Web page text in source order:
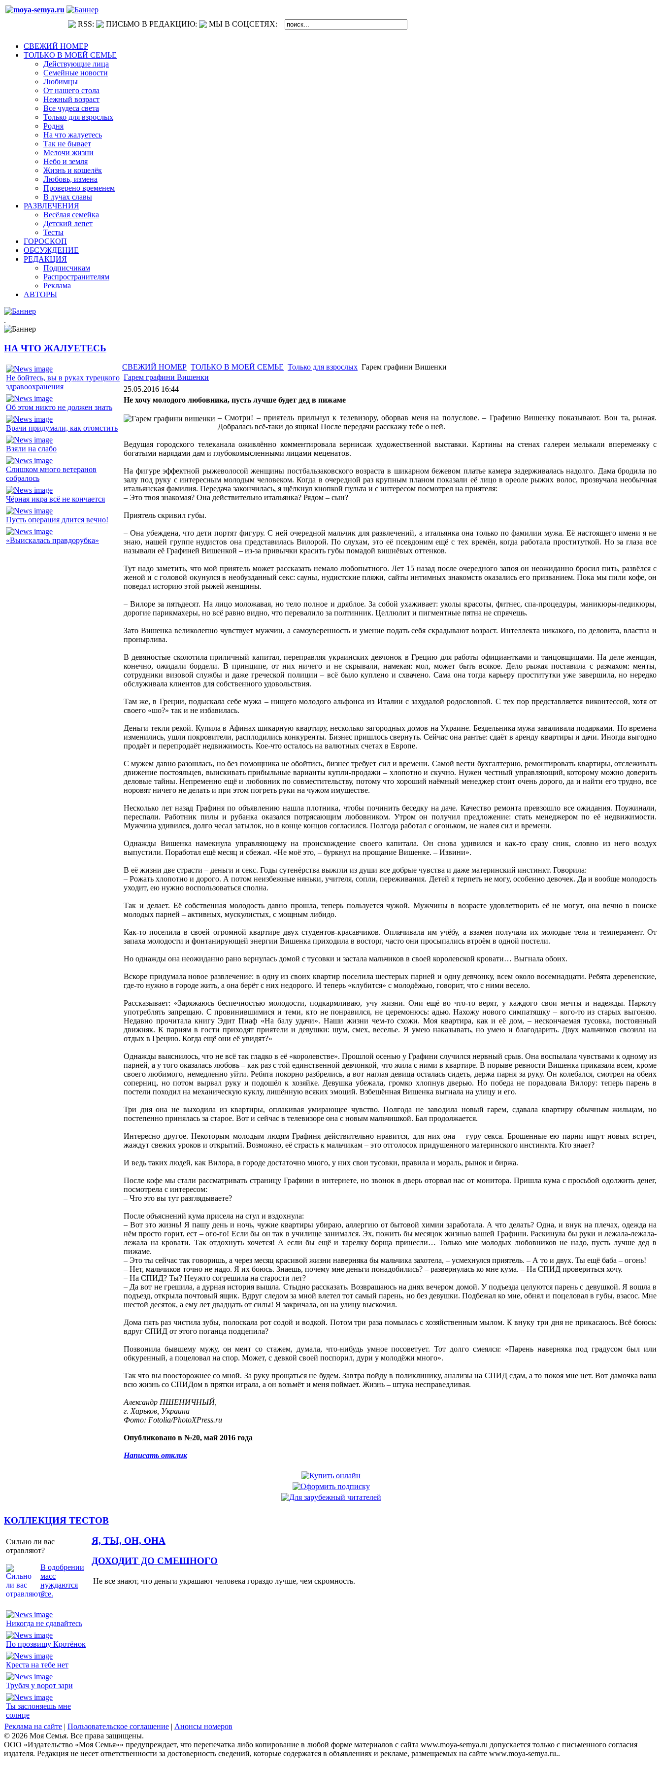
RSS: ПИСЬМО В РЕДАКЦИЮ: МЫ В СОЦСЕТЯХ:
СВЕЖИЙ НОМЕР
ТОЛЬКО В МОЕЙ СЕМЬЕ
Действующие лица
Семейные новости
Любимцы
От нашего стола
Нежный возраст
Все чудеса света
Только для взрослых
Родня
На что жалуетесь
Так не бывает
Мелочи жизни
Небо и земля
Жизнь и кошелёк
Любовь, измена
Проверено временем
В лучах славы
РАЗВЛЕЧЕНИЯ
Весёлая семейка
Детский лепет
Тесты
ГОРОСКОП
ОБСУЖДЕНИЕ
РЕДАКЦИЯ
Подписчикам
Распространителям
Реклама
АВТОРЫ
.
НА ЧТО ЖАЛУЕТЕСЬ
Не бойтесь, вы в руках турецкого
здравоохранения
Об этом никто не должен знать
Врачи придумали, как отомстить
Взяли на слабо
Слишком много ветеранов
собралось
Чёрная икра всё не кончается
Пусть операция длится вечно!
«Выискалась правдорубка»
СВЕЖИЙ НОМЕР ТОЛЬКО В МОЕЙ СЕМЬЕ Только для взрослых Гарем графини Вишенки
Гарем графини Вишенки
25.05.2016 16:44
Не хочу молодого любовника, пусть лучше будет дед в пижаме
– Смотри! – приятель прильнул к телевизору, оборвав меня на полуслове. – Графиню Вишенку показывают. Вон та, рыжая.
Добралась всё-таки до ящика! После передачи расскажу тебе о ней.
Ведущая городского телеканала оживлённо комментировала вернисаж художественной выставки. Картины на стенах галереи мелькали вперемежку с
богатыми нарядами дам и глубокомысленными лицами меценатов.
На фигуре эффектной рыжеволосой женщины постбальзаковского возраста в шикарном бежевом платье камера задерживалась надолго. Дама бродила по
залу под руку с интересным молодым человеком. Когда в очередной раз крупным планом показали её лицо в ореоле рыжих волос, прозвучала необычная
итальянская фамилия. Передача закончилась, я щёлкнул кнопкой пульта и с интересом посмотрел на приятеля:
– Это твоя знакомая? Она действительно итальянка? Рядом – сын?
Приятель скривил губы.
– Она убеждена, что дети портят фигуру. С ней очередной мальчик для развлечений, а итальянка она только по фамилии мужа. Её настоящего имени я не
знаю, нашей группе нудистов она представилась Вилорой. По слухам, это её псевдоним ещё с тех времён, когда работала проституткой. Но за глаза все
называли её Графиней Вишенкой – из-за привычки красить губы помадой вишнёвых оттенков.
Тут надо заметить, что мой приятель может рассказать немало любопытного. Лет 15 назад после очередного запоя он неожиданно бросил пить, развёлся с
женой и с головой окунулся в необузданный секс: сауны, нудистские пляжи, сайты интимных знакомств оказались его призванием. Пока мы пили кофе, он
поведал историю этой рыжей женщины.
– Вилоре за пятьдесят. На лицо моложавая, но тело полное и дряблое. За собой ухаживает: уколы красоты, фитнес, спа-процедуры, маникюры-педикюры,
дорогие парикмахеры, но всё равно видно, что перевалило за полтинник. Целлюлит и пигментные пятна не спрячешь.
Зато Вишенка великолепно чувствует мужчин, а самоуверенность и умение подать себя скрадывают возраст. Интеллекта никакого, но деловита, властна и
пронырлива.
В девяностые сколотила приличный капитал, переправляя украинских девчонок в Грецию для работы официантками и танцовщицами. На деле женщин,
конечно, ожидали бордели. В принципе, от них ничего и не скрывали, намекая: мол, может быть всякое. Дело рыжая поставила с размахом: менты,
сотрудники визовой службы и даже греческой полиции – всё было куплено и схвачено. Сама она тогда карьеру проститутки уже завершила, но нередко
обслуживала клиентов для собственного удовольствия.
Там же, в Греции, подыскала себе мужа – нищего молодого альфонса из Италии с захудалой родословной. С тех пор представляется виконтессой, хотя от
своего «шо?» так и не избавилась.
Деньги текли рекой. Купила в Афинах шикарную квартиру, несколько загородных домов на Украине. Бездельника мужа заваливала подарками. Но времена
изменились, ушли покровители, расплодились конкуренты. Бизнес пришлось свернуть. Сейчас она рантье: сдаёт в аренду квартиры и дачи. Иногда выгодно
продаёт и перепродаёт недвижимость. Кое-что осталось на валютных счетах в Европе.
С мужем давно разошлась, но без помощника не обойтись, бизнес требует сил и времени. Самой вести бухгалтерию, ремонтировать квартиры, отслеживать
движение постояльцев, выискивать прибыльные варианты купли-продажи – хлопотно и скучно. Нужен честный управляющий, которому можно доверить
деловые тайны. Непременно ещё и любовник по совместительству, потому что хороший наёмный менеджер стоит очень дорого, да и найти его трудно, все
норовят ничего не делать и при этом погреть руки на чужом имуществе.
Несколько лет назад Графиня по объявлению нашла плотника, чтобы починить беседку на даче. Качество ремонта превзошло все ожидания. Поужинали,
переспали. Работник пилы и рубанка оказался потрясающим любовником. Утром он получил предложение: стать менеджером по её недвижимости.
Мужчина удивился, долго чесал затылок, но в конце концов согласился. Полгода работал с огоньком, не жалея сил и времени.
Однажды Вишенка намекнула управляющему на происхождение своего капитала. Он снова удивился и как-то сразу сник, словно из него воздух
выпустили. Поработал ещё месяц и сбежал. «Не моё это, – буркнул на прощание Вишенке. – Извини».
В её жизни две страсти – деньги и секс. Годы сутенёрства выжгли из души все добрые чувства и даже материнский инстинкт. Говорила:
– Рожать хлопотно и дорого. А потом неизбежные няньки, учителя, сопли, переживания. Детей я терпеть не могу, особенно девочек. Да и вообще молодость
уходит, ею нужно воспользоваться сполна.
Так и делает. Её собственная молодость давно прошла, теперь пользуется чужой. Мужчины в возрасте удовлетворить её не могут, она вечно в поиске
молодых парней – активных, мускулистых, с мощным либидо.
Как-то поселила в своей огромной квартире двух студентов-красавчиков. Оплачивала им учёбу, а взамен получала их молодые тела и темперамент. От
запаха молодости и фонтанирующей энергии Вишенка приходила в восторг, часто они просыпались втроём в одной постели.
Но однажды она неожиданно рано вернулась домой с тусовки и застала мальчиков в своей королевской кровати… Выгнала обоих.
Вскоре придумала новое развлечение: в одну из своих квартир поселила шестерых парней и одну девчонку, всем около восемнадцати. Ребята деревенские,
где-то нужно в городе жить, а она берёт с них недорого. И теперь «клубится» с молодёжью, говорит, что с ними весело.
Рассказывает: «Заряжаюсь беспечностью молодости, подкармливаю, учу жизни. Они ещё во что-то верят, у каждого свои мечты и надежды. Наркоту
употреблять запрещаю. С провинившимися и теми, кто не понравился, не церемонюсь: адью. Нахожу нового симпатяшку – кого-то из старых выгоняю.
Недавно прочитала книгу Эдит Пиаф «На балу удачи». Наши жизни чем-то схожи. Моя квартира, как и её дом, – нескончаемая тусовка, постоянный
движняк. К парням в гости приходят приятели и девушки: шум, смех, веселье. Я умею наказывать, но умею и благодарить. Двух мальчиков свозила на
отдых в Грецию. Когда ещё они её увидят?»
Однажды выяснилось, что не всё так гладко в её «королевстве». Прошлой осенью у Графини случился нервный срыв. Она воспылала чувствами к одному из
парней, а у того оказалась любовь – как раз с той единственной девчонкой, что жила с ними в квартире. В порыве ревности Вишенка приказала всем, кроме
своего любимого, немедленно уйти. Ребята покорно разбрелись, а вот наглая девица осталась сидеть, держа парня за руку. Он колебался, смотрел на обеих
соперниц, но потом вырвал руку и подошёл к хозяйке. Девушка убежала, громко хлопнув дверью. Но победа не порадовала Вилору: теперь парень в
постели походил на механическую куклу, лишённую всяких эмоций. Взбешённая Вишенка выгнала на улицу и его.
Три дня она не выходила из квартиры, оплакивая умирающее чувство. Полгода не заводила новый гарем, сдавала квартиру обычным жильцам, но
постепенно принялась за старое. Вот и сейчас в телевизоре она с новым мальчишкой. Бал продолжается.
Интересно другое. Некоторым молодым людям Графиня действительно нравится, для них она – гуру секса. Брошенные ею парни ищут новых встреч,
жаждут свежих уроков и открытий. Возможно, её страсть к мальчикам – это отголосок придушенного материнского инстинкта. Кто знает?
И ведь таких людей, как Вилора, в городе достаточно много, у них свои тусовки, правила и мораль, рынок и биржа.
После кофе мы стали рассматривать страницу Графини в интернете, но звонок в дверь оторвал нас от монитора. Пришла кума с просьбой одолжить денег,
посмотрела с интересом:
– Что это вы тут разглядываете?
После объяснений кума присела на стул и вздохнула:
– Вот это жизнь! Я пашу день и ночь, чужие квартиры убираю, аллергию от бытовой химии заработала. А что делать? Одна, и внук на плечах, одежда на
нём просто горит, ест – ого-го! Если бы он так в училище занимался. Эх, пожить бы месяцок жизнью вашей Графини. Раскинула бы руки и лежала-лежала-
лежала на кровати. Так отдохнуть хочется! А если бы ещё и тарелку борща принесли… Только мне молодых любовников не надо, пусть лучше дед в
пижаме.
– Это ты сейчас так говоришь, а через месяц красивой жизни наверняка бы мальчика захотела, – усмехнулся приятель. – А то и двух. Ты ещё баба – огонь!
– Нет, мальчиков точно не надо. Я их боюсь. Знаешь, почему мне деньги понадобились? – развернулась ко мне кума. – На СПИД провериться хочу.
– На СПИД? Ты? Неужто согрешила на старости лет?
– Да вот не грешила, а дурная история вышла. Стыдно рассказать. Возвращаюсь на днях вечером домой. У подъезда целуются парень с девушкой. Я вошла в
подъезд, открыла почтовый ящик. Вдруг следом за мной влетел тот самый парень, но без девушки. Подбежал ко мне, обнял и поцеловал в губы, взасос. Мне
шестой десяток, а ему лет двадцать от силы! Я закричала, он на улицу выскочил.
Дома пять раз чистила зубы, полоскала рот содой и водкой. Потом три раза помылась с хозяйственным мылом. К внуку три дня не прикасаюсь. Всё боюсь:
вдруг СПИД от этого поганца подцепила?
Позвонила бывшему мужу, он мент со стажем, думала, что-нибудь умное посоветует. Тот долго смеялся: «Парень наверняка под градусом был или
обкуренный, а поцеловал на спор. Может, с девкой своей поспорил, дури у молодёжи много».
Так что вы поосторожнее со мной. За руку прощаться не будем. Завтра пойду в поликлинику, анализы на СПИД сдам, а то покоя мне нет. Вот дамочка ваша
всю жизнь со СПИДом в прятки играла, а он возьмёт и меня поймает. Жизнь – штука несправедливая.
Александр ПШЕНИЧНЫЙ,
г. Харьков, Украина
Фото: Fotolia/PhotoXPress.ru
Опубликовано в №20, май 2016 года
Написать отклик
КОЛЛЕКЦИЯ ТЕСТОВ
Сильно ли вас
отравляют?
В одобрении
масс
нуждаются
все.
Я, ТЫ, ОН, ОНА
Никогда не сдавайтесь
По прозвищу Кротёнок
Креста на тебе нет
Трубач у ворот зари
Ты заслоняешь мне
солнце
ДОХОДИТ ДО СМЕШНОГО
Не все знают, что деньги украшают человека гораздо лучше, чем скромность.
Реклама на сайте | Пользовательское соглашение | Анонсы номеров
© 2026 Моя Семья. Все права защищены.
ООО «Издательство «Моя Семья»» предупреждает, что перепечатка либо копирование в любой форме материалов с сайта www.moya-semya.ru допускается только с письменного согласия
издателя. Редакция не несет ответственности за достоверность сведений, которые содержатся в объявлениях и рекламе, размещаемых на сайте www.moya-semya.ru..